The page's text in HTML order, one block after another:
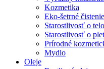
Kozmetika
Eko-šetrné čistenie
Starostlivosť o telo
Starostlivosť o
Prírodné
Mydlo
Oleje